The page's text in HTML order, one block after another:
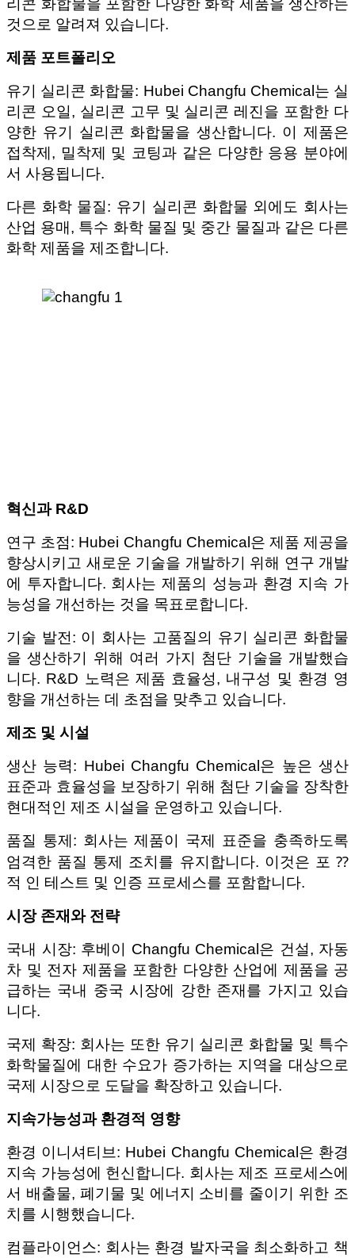
것으로 알려져 있습니다.
제품 포트폴리오
유기 실리콘 화합물: Hubei Changfu Chemical는 실
리콘 오일, 실리콘 고무 및 실리콘 레진을 포함한 다
양한 유기 실리콘 화합물을 생산합니다. 이 제품은
접착제, 밀착제 및 코팅과 같은 다양한 응용 분야에
서 사용됩니다.
다른 화학 물질: 유기 실리콘 화합물 외에도 회사는
산업 용매, 특수 화학 물질 및 중간 물질과 같은 다른
화학 제품을 제조합니다.
혁신과 R&D
연구 초점: Hubei Changfu Chemical은 제품 제공을
향상시키고 새로운 기술을 개발하기 위해 연구 개발
에 투자합니다. 회사는 제품의 성능과 환경 지속 가
능성을 개선하는 것을 목표로합니다.
기술 발전: 이 회사는 고품질의 유기 실리콘 화합물
을 생산하기 위해 여러 가지 첨단 기술을 개발했습
니다. R&D 노력은 제품 효율성, 내구성 및 환경 영
향을 개선하는 데 초점을 맞추고 있습니다.
제조 및 시설
생산 능력: Hubei Changfu Chemical은 높은 생산
표준과 효율성을 보장하기 위해 첨단 기술을 장착한
현대적인 제조 시설을 운영하고 있습니다.
품질 통제: 회사는 제품이 국제 표준을 충족하도록
엄격한 품질 통제 조치를 유지합니다. 이것은 포 ⁇
적 인 테스트 및 인증 프로세스를 포함합니다.
시장 존재와 전략
국내 시장: 후베이 Changfu Chemical은 건설, 자동
차 및 전자 제품을 포함한 다양한 산업에 제품을 공
급하는 국내 중국 시장에 강한 존재를 가지고 있습
니다.
국제 확장: 회사는 또한 유기 실리콘 화합물 및 특수
화학물질에 대한 수요가 증가하는 지역을 대상으로
국제 시장으로 도달을 확장하고 있습니다.
지속가능성과 환경적 영향
환경 이니셔티브: Hubei Changfu Chemical은 환경
지속 가능성에 헌신합니다. 회사는 제조 프로세스에
서 배출물, 폐기물 및 에너지 소비를 줄이기 위한 조
치를 시행했습니다.
컴플라이언스: 회사는 환경 발자국을 최소화하고 책